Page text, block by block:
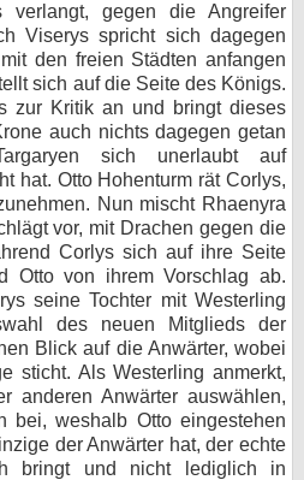
verlangt, gegen die Angreifer
Viserys spricht sich dagegen
den freien Städten anfangen
sich auf die Seite des Königs.
zur Kritik an und bringt dieses
auch nichts dagegen getan
sich unerlaubt auf
hat. Otto Hohenturm rät Corlys,
Nun mischt Rhaenyra
vor, mit Drachen gegen die
Corlys sich auf ihre Seite
Otto von ihrem Vorschlag ab.
seine Tochter mit Westerling
des neuen Mitglieds der
Blick auf die Anwärter, wobei
sticht. Als Westerling anmerkt,
anderen Anwärter auswählen,
bei, weshalb Otto eingestehen
der Anwärter hat, der echte
bringt und nicht lediglich in